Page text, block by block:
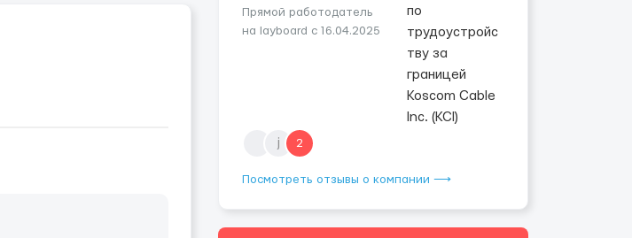
Прямой работодатель
на layboard с 16.04.2025
j 2
Посмотреть отзывы о компании ⟶